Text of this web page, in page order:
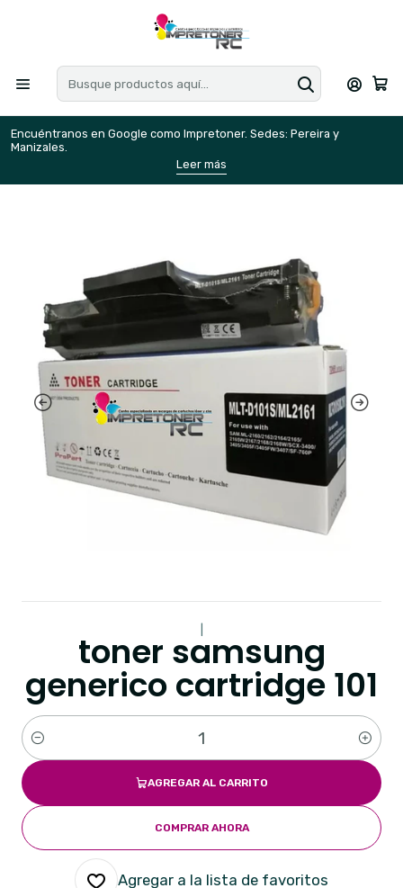
Encuéntranos en Google como Impretoner. Sedes: Pereira y
Manizales.
Leer más
toner samsung
generico cartridge 101
Cantidad
AGREGAR AL CARRITO
COMPRAR AHORA
Agregar a la lista de favoritos